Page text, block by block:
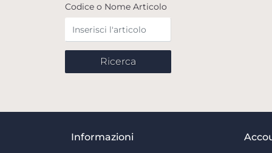
Codice o Nome Articolo
Informazioni